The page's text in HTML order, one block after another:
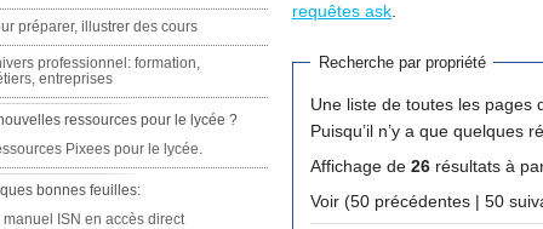
requêtes ask
Recherche par propriété
Une liste de toutes les pages
Puisqu’il n’y a que quelques
Affichage de 26 résultats à
Voir (50
préparer, illustrer des cours
professionnel: formation,
entreprises
ressources pour le lycée ?
Pixees pour le lycée.
bonnes feuilles:
manuel ISN en accès direct